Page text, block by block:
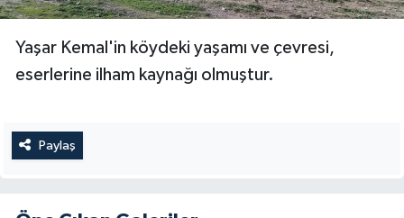
Yaşar Kemal'in köydeki yaşamı ve çevresi,
eserlerine ilham kaynağı olmuştur.
Paylaş